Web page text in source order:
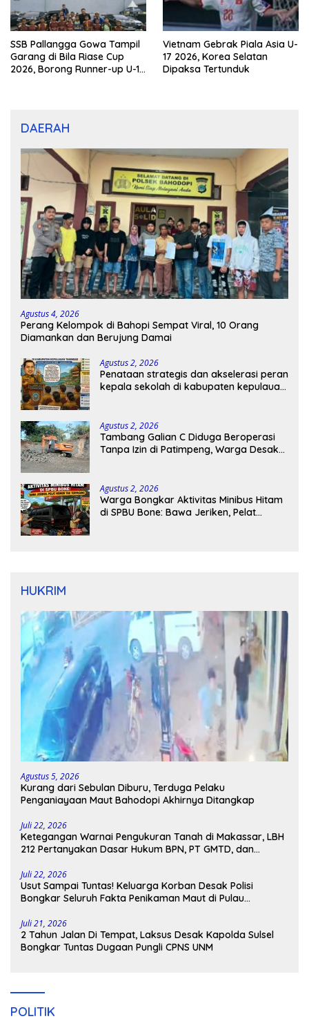
SSB Pallangga Gowa Tampil
Garang di Bila Riase Cup
2026, Borong Runner-up U-10
Vietnam Gebrak Piala Asia U-
17 2026, Korea Selatan
Dipaksa Tertunduk
DAERAH
Agustus 4, 2026
Perang Kelompok di Bahopi Sempat Viral, 10 Orang
Diamankan dan Berujung Damai
Agustus 2, 2026
Penataan strategis dan akselerasi peran
kepala sekolah di kabupaten kepulauan
Agustus 2, 2026
Tambang Galian C Diduga Beroperasi
Tanpa Izin di Patimpeng, Warga Desak
Agustus 2, 2026
Warga Bongkar Aktivitas Minibus Hitam
di SPBU Bone: Bawa Jeriken, Pelat
HUKRIM
Agustus 5, 2026
Kurang dari Sebulan Diburu, Terduga Pelaku
Penganiayaan Maut Bahodopi Akhirnya Ditangkap
Juli 22, 2026
Ketegangan Warnai Pengukuran Tanah di Makassar, LBH
212 Pertanyakan Dasar Hukum BPN, PT GMTD, dan
Juli 22, 2026
Usut Sampai Tuntas! Keluarga Korban Desak Polisi
Bongkar Seluruh Fakta Penikaman Maut di Pulau
Juli 21, 2026
2 Tahun Jalan Di Tempat, Laksus Desak Kapolda Sulsel
Bongkar Tuntas Dugaan Pungli CPNS UNM
POLITIK